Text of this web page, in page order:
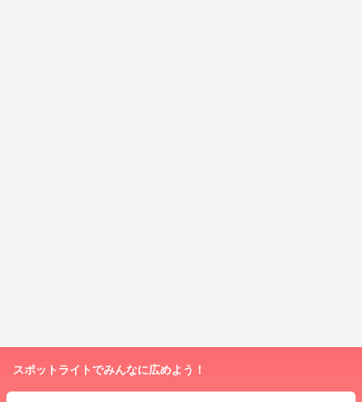
スポットライトでみんなに広めよう！